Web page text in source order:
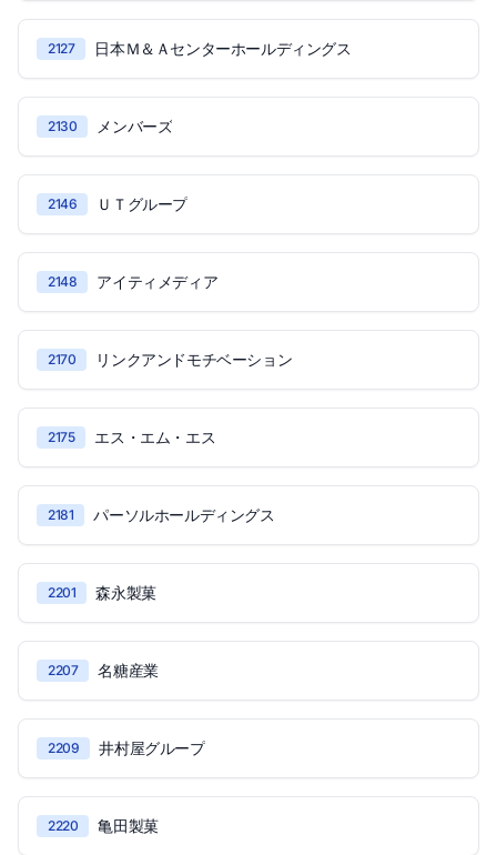
2127 日本Ｍ＆Ａセンターホールディングス
2130 メンバーズ
2146 ＵＴグループ
2148 アイティメディア
2170 リンクアンドモチベーション
2175 エス・エム・エス
2181 パーソルホールディングス
2201 森永製菓
2207 名糖産業
2209 井村屋グループ
2220 亀田製菓